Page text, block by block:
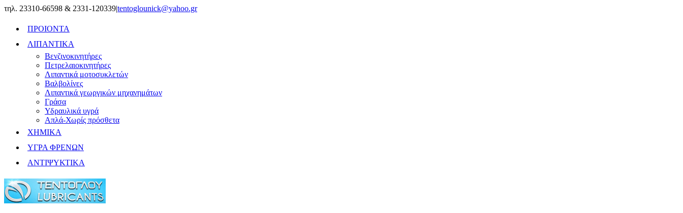
Skip
content
τηλ. 23310-66598 & 2331-120339|tentoglounick@yahoo.gr
ΠΡΟΙΟΝΤΑ
ΛΙΠΑΝΤΙΚΑ
Βενζινοκινητήρες
Πετρελαιοκινητήρες
Λιπαντικά μοτοσυκλετών
Βαλβολίνες
Λιπαντικά γεωργικών μηχανημάτων
Γράσα
Υδραυλικά υγρά
Απλά-Χωρίς πρόσθετα
ΧΗΜΙΚΑ
ΥΓΡΑ ΦΡΕΝΩΝ
ΑΝΤΙΨΥΚΤΙΚΑ